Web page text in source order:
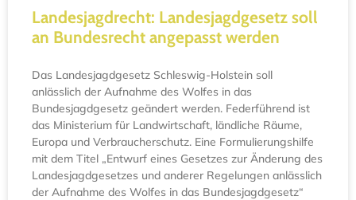
Landesjagdrecht: Landesjagdgesetz soll
an Bundesrecht angepasst werden
Das Landesjagdgesetz Schleswig-Holstein soll
anlässlich der Aufnahme des Wolfes in das
Bundesjagdgesetz geändert werden. Federführend ist
das Ministerium für Landwirtschaft, ländliche Räume,
Europa und Verbraucherschutz. Eine Formulierungshilfe
mit dem Titel „Entwurf eines Gesetzes zur Änderung des
Landesjagdgesetzes und anderer Regelungen anlässlich
der Aufnahme des Wolfes in das Bundesjagdgesetz“